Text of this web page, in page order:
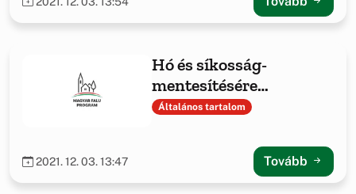
Hó és síkosság-
mentesítésére
szükséges eszközök
Általános tartalom
2021. 12. 03. 13:47 Tovább